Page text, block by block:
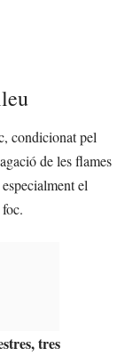
condicionat pel
de les flames
el
tres